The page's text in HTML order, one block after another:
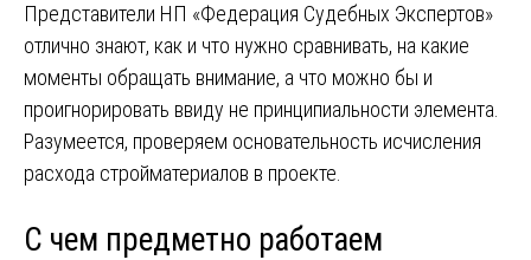
Представители НП «Федерация Судебных Экспертов»
отлично знают, как и что нужно сравнивать, на какие
моменты обращать внимание, а что можно бы и
проигнорировать ввиду не принципиальности элемента.
Разумеется, проверяем основательность исчисления
расхода стройматериалов в проекте.
С чем предметно работаем